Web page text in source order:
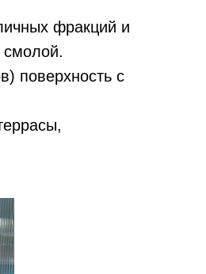
фракций и
смолой.
поверхность с